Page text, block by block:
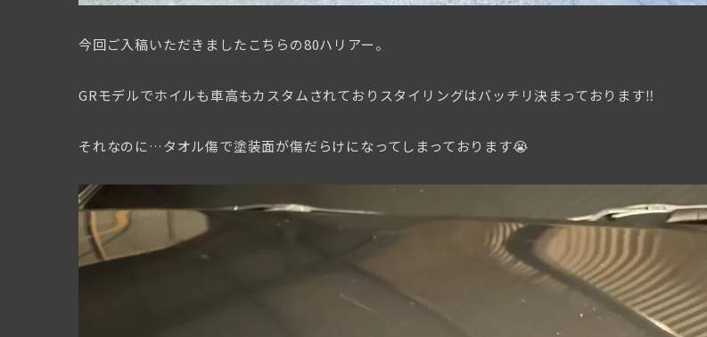
今回ご入稿いただきましたこちらの80ハリアー。
GRモデルでホイルも車高もカスタムされておりスタイリングはバッチリ決まっております‼︎
それなのに…タオル傷で塗装面が傷だらけになってしまっております😭